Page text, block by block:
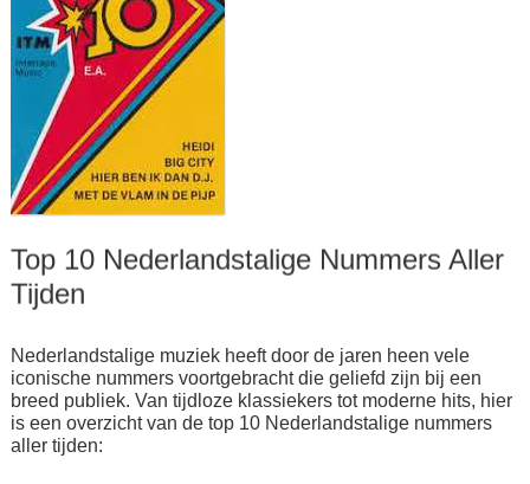
Top 10 Nederlandstalige Nummers Aller
Tijden
Nederlandstalige muziek heeft door de jaren heen vele
iconische nummers voortgebracht die geliefd zijn bij een
breed publiek. Van tijdloze klassiekers tot moderne hits, hier
is een overzicht van de top 10 Nederlandstalige nummers
aller tijden: